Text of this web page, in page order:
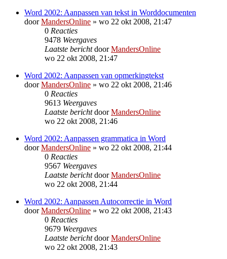
Word 2002: Aanpassen van tekst in Worddocumenten
doorMandersOnline » wo 22 okt 2008, 21:47
0 Reacties
9478 Weergaves
Laatste berichtdoorMandersOnline
wo 22 okt 2008, 21:47
Word 2002: Aanpassen van opmerkingtekst
doorMandersOnline » wo 22 okt 2008, 21:46
0 Reacties
9613 Weergaves
Laatste berichtdoorMandersOnline
wo 22 okt 2008, 21:46
Word 2002: Aanpassen grammatica in Word
doorMandersOnline » wo 22 okt 2008, 21:44
0 Reacties
9567 Weergaves
Laatste berichtdoorMandersOnline
wo 22 okt 2008, 21:44
Word 2002: Aanpassen Autocorrectie in Word
doorMandersOnline » wo 22 okt 2008, 21:43
0 Reacties
9679 Weergaves
Laatste berichtdoorMandersOnline
wo 22 okt 2008, 21:43